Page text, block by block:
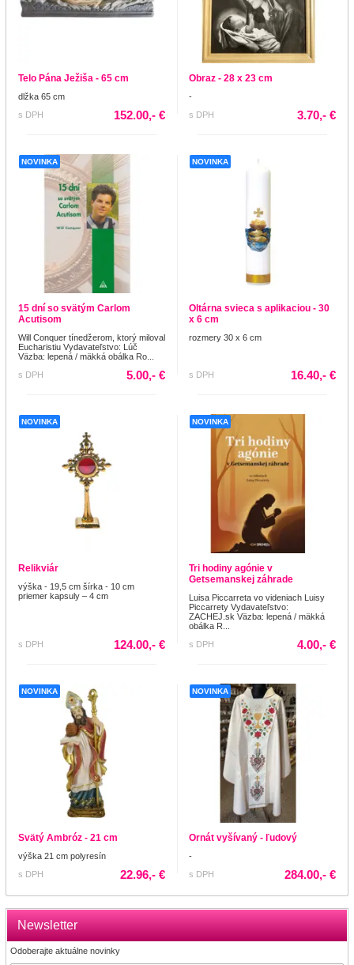
Newsletter
Odoberajte aktuálne novinky
Telo Pána Ježiša - 65 cm
dlžka 65 cm
s DPH
152.00,- €
Obraz - 28 x 23 cm
-
s DPH
3.70,- €
NOVINKA
15 dní so svätým Carlom
Acutisom
Will Conquer tínedžerom, ktorý miloval
Eucharistiu Vydavateľstvo: Lúč
Väzba: lepená / mäkká obálka Ro...
s DPH
5.00,- €
NOVINKA
Oltárna svieca s aplikaciou - 30
x 6 cm
rozmery 30 x 6 cm
s DPH 16.40,- €
NOVINKA
Relikviár
výška - 19,5 cm šírka - 10 cm
priemer kapsuly – 4 cm
s DPH 124.00,- €
NOVINKA
Tri hodiny agónie v
Getsemanskej záhrade
Luisa Piccarreta vo videniach Luisy
Piccarrety Vydavateľstvo:
ZACHEJ.sk Väzba: lepená / mäkká
obálka R...
s DPH
4.00,- €
NOVINKA
Svätý Ambróz - 21 cm
výška 21 cm polyresín
s DPH
22.96,- €
NOVINKA
Ornát vyšívaný - ľudový
-
s DPH
284.00,- €